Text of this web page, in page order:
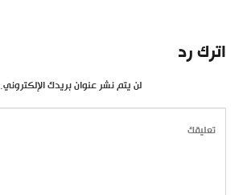
اترك رد
لن يتم نشر عنوان بريدك الإلكتروني.